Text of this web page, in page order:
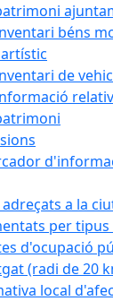
béns
de
a la
per
d'ocupació
(radi de 20
local